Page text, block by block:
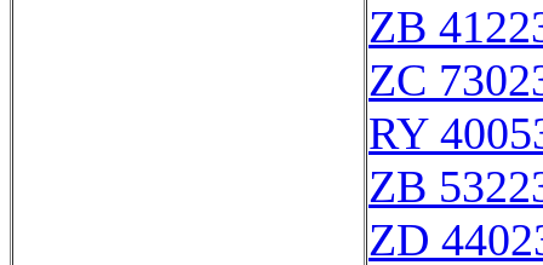
ZB
ZC
RY
ZB
ZD